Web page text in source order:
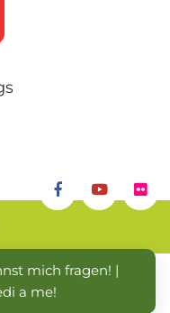
mich fragen! |
a me!